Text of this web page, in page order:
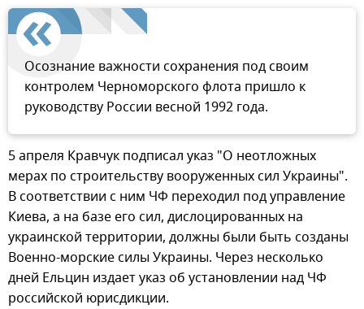
Осознание важности сохранения под своим
контролем Черноморского флота пришло к
руководству России весной 1992 года.
5 апреля Кравчук подписал указ "О неотложных
мерах по строительству вооруженных сил Украины".
В соответствии с ним ЧФ переходил под управление
Киева, а на базе его сил, дислоцированных на
украинской территории, должны были быть созданы
Военно-морские силы Украины. Через несколько
дней Ельцин издает указ об установлении над ЧФ
российской юрисдикции.